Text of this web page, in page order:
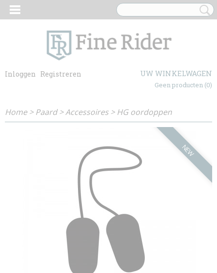
Inloggen Registreren UW WINKELWAGEN
Geen producten (0)
Home>Paard>Accessoires>HG oordoppen
NEW